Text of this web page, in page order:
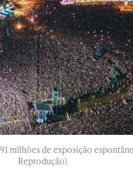
milhões de exposição
Reprodução)